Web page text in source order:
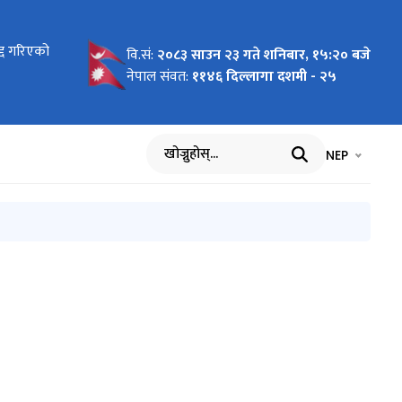
18
गरिएको
गर्ने
वि.सं: २०८३ साउन २३ गते शनिबार, १५:२० बजे
नेपाल संवत: ११४६ दिल्लागा दशमी - २५
खोज्नुहोस् भाषा चयन
NEP